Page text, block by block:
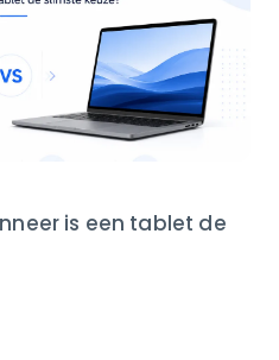
is een tablet de